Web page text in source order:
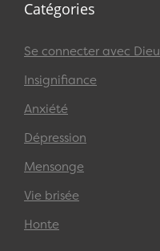
Catégories
Se connecter avec Dieu
Insignifiance
Anxiété
Dépression
Mensonge
Vie brisée
Honte